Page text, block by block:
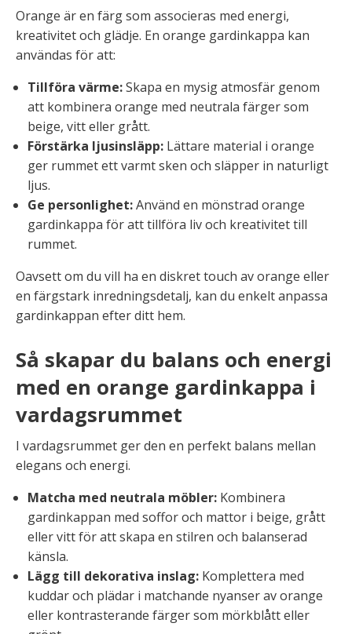
Orange är en färg som associeras med energi,
kreativitet och glädje. En orange gardinkappa kan
användas för att:
Tillföra värme:Skapa en mysig atmosfär genom
att kombinera orange med neutrala färger som
beige, vitt eller grått.
Förstärka ljusinsläpp: Lättare material i orange
ger rummet ett varmt sken och släpper in naturligt
ljus.
Ge personlighet:Använd en mönstrad orange
gardinkappa för att tillföra liv och kreativitet till
rummet.
Oavsett om du vill ha en diskret touch av orange eller
en färgstark inredningsdetalj, kan du enkelt anpassa
gardinkappan efter ditt hem.
Så skapar du balans och energi
med en orange gardinkappa i
vardagsrummet
I vardagsrummet ger den en perfekt balans mellan
elegans och energi.
Matcha med neutrala möbler: Kombinera
gardinkappan med soffor och mattor i beige, grått
eller vitt för att skapa en stilren och balanserad
känsla.
Lägg till dekorativa inslag: Komplettera med
kuddar och plädar i matchande nyanser av orange
eller kontrasterande färger som mörkblått eller